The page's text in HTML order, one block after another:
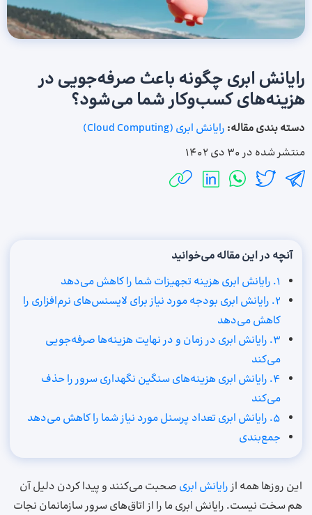
رایانش ابری چگونه باعث صرفه‌جویی در
هزینه‌های کسب‌وکار شما می‌شود؟
دسته بندی مقاله: رایانش ابری (Cloud Computing)
منتشر شده در 30 دی 1402
آنچه در این مقاله می‌خوانید
۱. رایانش ابری هزینه تجهیزات شما را کاهش می‌دهد
۲. رایانش ابری بودجه مورد نیاز برای لایسنس‌های نرم‌افزاری را
کاهش می‌دهد
۳. رایانش ابری در زمان و در نهایت هزینه‌ها صرفه‌جویی
می‌کند
۴. رایانش ابری هزینه‌های سنگین نگهداری سرور را حذف
می‌کند
۵. رایانش ابری تعداد پرسنل مورد نیاز شما را کاهش می‌دهد
جمع‌بندی
این روزها همه از رایانش ابری صحبت می‌کنند و پیدا کردن دلیل آن
هم سخت نیست. رایانش ابری ما را از اتاق‌های سرور سازمانمان نجات